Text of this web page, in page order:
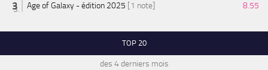
Age of Galaxy - édition 2025 [1 note] 8.55
TOP 20
des 4 derniers mois